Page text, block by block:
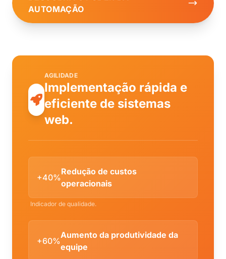
AUTOMAÇÃO
AGILIDADE
Implementação rápida e
eficiente de sistemas
web.
+40%
Redução de custos
operacionais
Indicador de qualidade.
+60%
Aumento da produtividade da
equipe